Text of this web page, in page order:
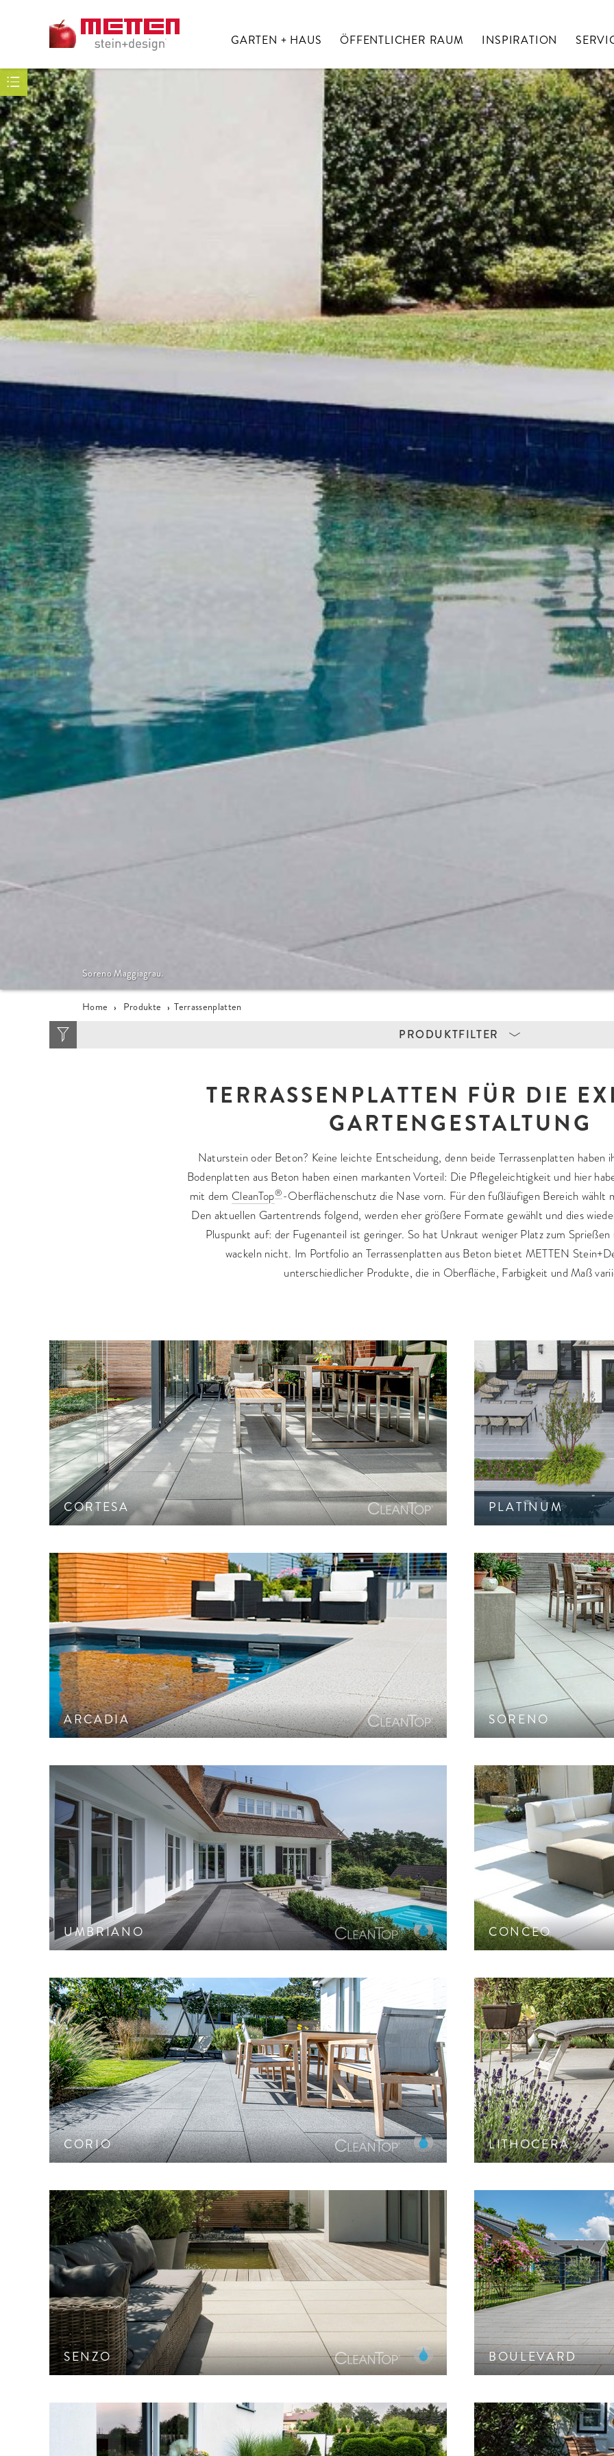
GARTEN + HAUS ÖFFENTLICHER RAUM INSPIRATION
Platinum Saphirgrau.
Home › Produkte › Terrassenplatten
PRODUKTFILTER
Stele
Palisade
Podest
Stufenplatte
Ökopflaster
Keramik
Betonstein
Terrasse
Balkon/Dachterrasse
Hauszugang/Gartenwege
Treppen
Mauern
Palisaden/Einfassungen
Sichtschutz
Kochen im Garten
Licht im Garten
Hellgrau
Mittelgrau
Braun/
Beige/Sand
Weiß
Braungrau
Schwarz
10-25 cm
25-50 cm
50-100 cm
100-150 cm
Quadratisch
Rechteckig
Länglich/
Polygonal
Kreissteinsatz
PRODUKTFILTER SCHLIESSEN
TERRASSENPLATTEN FÜR DIE
GARTENGESTALTUNG
Naturstein oder Beton? Keine leichte Entscheidung, denn beide Terrassenplatten haben
Bodenplatten aus Beton haben einen markanten Vorteil: Die Pflegeleichtigkeit und hier
mit dem CleanTop®-Oberflächenschutz die Nase vorn. Für den fußläufigen Bereich wählt
Den aktuellen Gartentrends folgend, werden eher größere Formate gewählt und dies
Pluspunkt auf: der Fugenanteil ist geringer. So hat Unkraut weniger Platz zum Sprießen
wackeln nicht. Im Portfolio an Terrassenplatten aus Beton bietet METTEN
unterschiedlicher Produkte, die in Oberfläche, Farbigkeit und Maß
CORTESA
Großformatige Platte mit sehr feingestrahlter Oberfläche. Terrassenplatte mit
CleanTop-Schutz CF 100.
PLATINUM
Feine, geschliffene
ausgewählter
ARCADIA
Gestrahlte Oberfläche mit hochwertigen Naturstein-Edelsplitten.
Terrassenplatte mit CleanTop-Schutz CF 100.
SORENO
Dezente Fein-
UMBRIANO
Gemaserte Oberfläche mit der Anmutung gesägter Natursteine. CleanTop-
Schutz CF 90.
CONCEO
XXL-
CORIO
Samtierte® Oberfläche mit hochwertigen Naturstein-Edelsplitten.
LITHOCERA
Keramikplatte in
SENZO
Pflasterstein mit homogener, sehr dichter Architekturbeton-Oberfläche.
CleanTop-Schutz CF 100.
BOULEVARD
Pflasterstein mit
farblich